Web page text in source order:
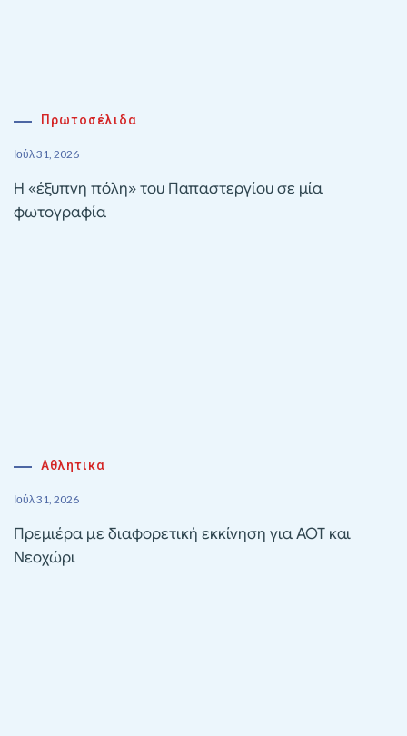
Πρωτοσέλιδα
Ιούλ 31, 2026
Η «έξυπνη πόλη» του Παπαστεργίου σε μία
φωτογραφία
Αθλητικα
Ιούλ 31, 2026
Πρεμιέρα με διαφορετική εκκίνηση για ΑΟΤ και
Νεοχώρι